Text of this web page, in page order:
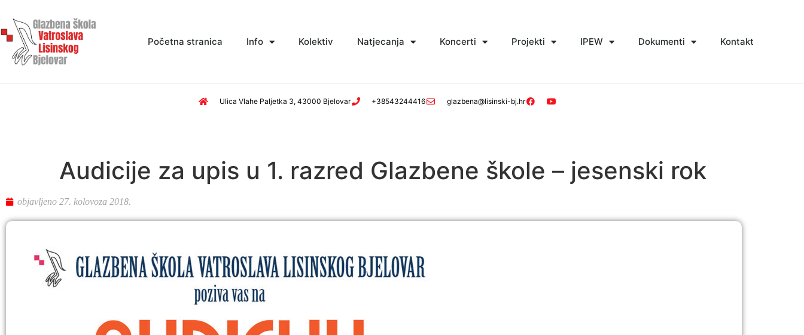
Početna stranica Info Kolektiv Natjecanja Koncerti Projekti IPEW Dokumenti Kontakt
Ulica Vlahe Paljetka 3, 43000 Bjelovar +38543244416 glazbena@lisinski-bj.hr
Audicije za upis u 1. razred Glazbene škole – jesenski rok
objavljeno 27. kolovoza 2018.